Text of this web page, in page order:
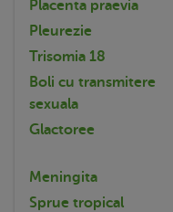
Placenta praevia
Pleurezie
Trisomia 18
Boli cu transmitere
sexuala
Glactoree
Meningita
Sprue tropical